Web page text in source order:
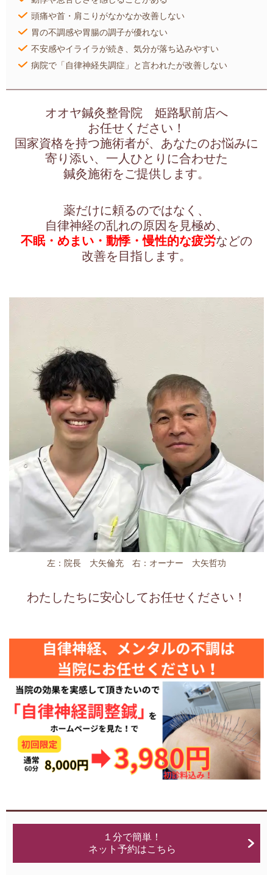
頭痛や首・肩こりがなかなか改善しない
胃の不調感や胃腸の調子が優れない
不安感やイライラが続き、気分が落ち込みやすい
病院で「自律神経失調症」と言われたが改善しない
オオヤ鍼灸整骨院 姫路駅前店へ
お任せください！
国家資格を持つ施術者が、あなたのお悩みに
寄り添い、一人ひとりに合わせた
鍼灸施術をご提供します。
薬だけに頼るのではなく、
自律神経の乱れの原因を見極め、
不眠・めまい・動悸・慢性的な疲労などの
改善を目指します。
左：院長 大矢倫充 右：オーナー 大矢哲功
わたしたちに安心してお任せください！
１分で簡単！
ネット予約はこちら